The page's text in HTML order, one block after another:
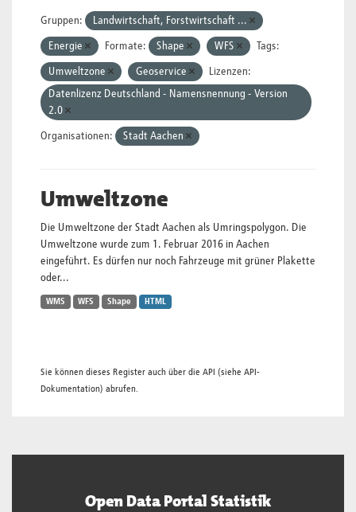
Gruppen: Landwirtschaft, Forstwirtschaft ...
Energie Formate: Shape WFS Tags:
Umweltzone Geoservice
Lizenzen:
Datenlizenz Deutschland - Namensnennung - Version
2.0
Organisationen: Stadt Aachen
Umweltzone
Die Umweltzone der Stadt Aachen als Umringspolygon. Die
Umweltzone wurde zum 1. Februar 2016 in Aachen
eingeführt. Es dürfen nur noch Fahrzeuge mit grüner Plakette
oder...
WMS WFS Shape HTML
Sie können dieses Register auch über die API (siehe API-
Dokumentation) abrufen.
Open Data Portal Statistik